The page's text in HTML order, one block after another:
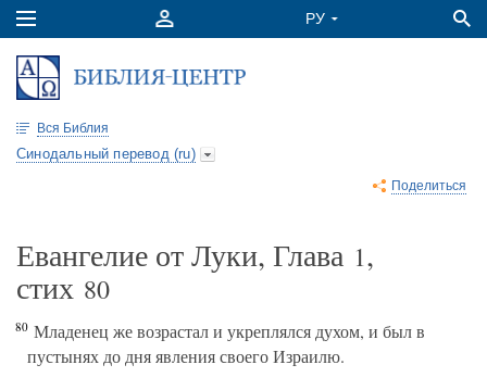
Вся Библия
Синодальный перевод (ru)
Поделиться
Евангелие от Луки, Глава 1,
стих 80
80 Младенец же возрастал и укреплялся духом, и был в
пустынях до дня явления своего Израилю.